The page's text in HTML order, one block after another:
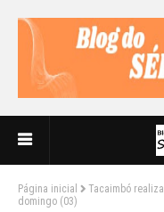
Página inicial
Tacaimbó
domingo (03)